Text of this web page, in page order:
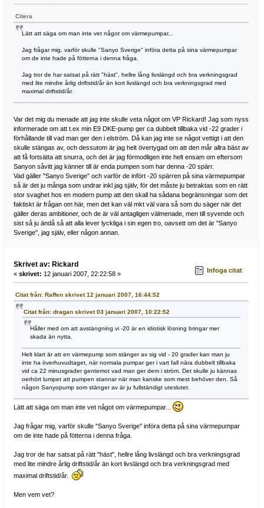
Citera
Lätt att säga om man inte vet något om värmepumpar...
Jag frågar mig, varför skulle "Sanyo Sverige" införa detta på sina värmepumpar
om de inte hade på fötterna i denna fråga.
Jag tror de har satsat på rätt "häst", hellre lång livslängd och bra verkningsgrad
med lite mindre årlig driftstid/år än kort livslängd och bra verkningsgrad med
maximal driftstid/år.
Var det mig du menade att jag inte skulle veta något om VP Rickard! Jag som nyss
informerade om att t.ex min E9 DKE-pump ger ca dubbelt tillbaka vid -22 grader i
förhållande till vad man ger den i elström. Då kan jag inte se något vettigt i att den
skulle stängas av, och dessutom är jag helt övertygad om att den mår allra bäst av
att få fortsätta att snurra, och det är jag förmodligen inte helt ensam om eftersom
Sanyon såvitt jag känner till är enda pumpen som har denna -20 spärr.
Vad gäller "Sanyo Sverige" och varför de infört -20 spärren på sina värmepumpar
så är det ju många som undrar inkl jag själv, för det måste ju betraktas som en rätt
stor svaghet hos en modern pump att den skall ha sådana begränsningar som det
faktiskt är frågan om här, men det kan väl mkt väl vara så som du säger när det
gäller deras ambitioner, och de är väl antagligen välmenade, men till syvende och
sist så ju ändå så att alla lever lyckliga i sin egen tro, oavsett om det är "Sanyo
Sverige", jag själv, eller någon annan.
Skrivet av: Rickard
« skrivet: 12 januari 2007, 22:22:58 » Infoga citat
Citat från: Raffen skrivet 12 januari 2007, 16:44:52
Citat från: dragan skrivet 03 januari 2007, 10:22:52
Håller med om att avstängning vi -20 är en idiotisk lösning bringar mer
skada än nytta.
Helt klart är att en värmepump som stänger av sig vid - 20 grader kan man ju
inte ha överhuvudtaget, när normala pumpar ger i vart fall nära dubbelt tillbaka
vid ca 22 minusgrader gentemot vad man ger dem i ström. Det skulle ju kännas
oerhört lumpet att pumpen stannar när man kanske som mest behöver den. Så
någon Sanyopump som stänger av är ju fullständigt uteslutet.
Lätt att säga om man inte vet något om värmepumpar...
Jag frågar mig, varför skulle "Sanyo Sverige" införa detta på sina värmepumpar
om de inte hade på fötterna i denna fråga.
Jag tror de har satsat på rätt "häst", hellre lång livslängd och bra verkningsgrad
med lite mindre årlig driftstid/år än kort livslängd och bra verkningsgrad med
maximal driftstid/år.
Men vem vet?